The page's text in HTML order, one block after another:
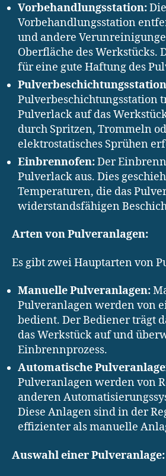
Vorbehandlungsstation:Die
Vorbehandlungsstation
und andere
Oberfläche des Werkstücks.
für eine gute Haftung des
Pulverbeschichtungsstation
Pulverlack auf das
durch Spritzen, Trommeln
elektrostatisches Sprühen
Einbrennofen:Der
Pulverlack aus. Dies
Temperaturen, die das
widerstandsfähigen
Arten von Pulveranlagen:
Es gibt zwei Hauptarten von
Manuelle Pulveranlagen:
Pulveranlagen werden von
bedient. Der Bediener trägt
das Werkstück auf und
Einbrennprozess.
Automatische
Pulveranlagen werden von
anderen
Diese Anlagen sind in der
effizienter als manuelle
Auswahl einer Pulveranlage: